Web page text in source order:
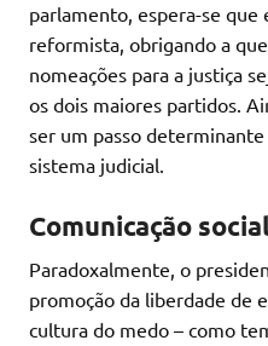
parlamento, espera-se que
reformista, obrigando a
nomeações para a justiça
os dois maiores partidos.
ser um passo
sistema judicial.
Comunicação
Paradoxalmente, o
promoção da liberdade de
cultura do medo – como